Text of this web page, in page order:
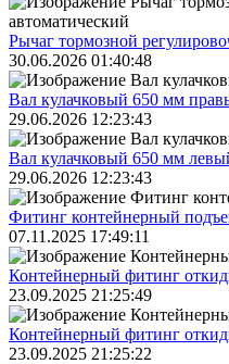
Рычаг тормозной
30.06.2026 01:40:48
Вал кулачковый 650 мм
29.06.2026 12:23:43
Вал кулачковый 650 мм
29.06.2026 12:23:43
Фитинг контейнерный
07.11.2025 17:49:11
Контейнерный фитинг
23.09.2025 21:25:49
Контейнерный фитинг
23.09.2025 21:25:22